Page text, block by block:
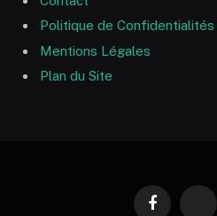
Politique de Confidentialités
Mentions Légales
Plan du Site
Facebook RSS